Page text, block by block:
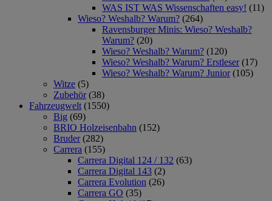
WAS IST WAS Wissenschaften easy! (11)
Wieso? Weshalb? Warum? (264)
Ravensburger Minis: Wieso? Weshalb?
Warum? (20)
Wieso? Weshalb? Warum? (120)
Wieso? Weshalb? Warum? Erstleser (17)
Wieso? Weshalb? Warum? Junior (105)
Witze (5)
Zubehör (38)
Fahrzeugwelt (1550)
Big (69)
BRIO Holzeisenbahn (152)
Bruder (282)
Carrera (155)
Carrera Digital 124 / 132 (63)
Carrera Digital 143 (2)
Carrera Evolution (26)
Carrera GO (35)